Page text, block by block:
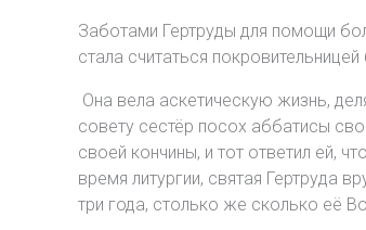
Заботами Гертруды для помощи
стала считаться
Она вела аскетическую жизнь,
совету сестёр посох аббатисы
своей кончины, и тот ответил ей,
время литургии, святая Гертруда
три года, столько же сколько её